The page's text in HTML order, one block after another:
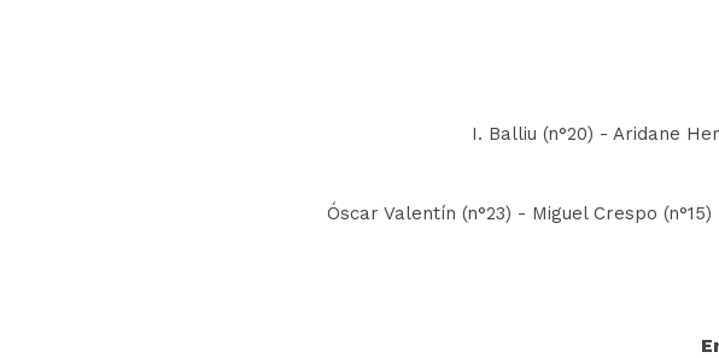
I. Balliu (n°20) - Aridane
Óscar Valentín (n°23) - Miguel Crespo